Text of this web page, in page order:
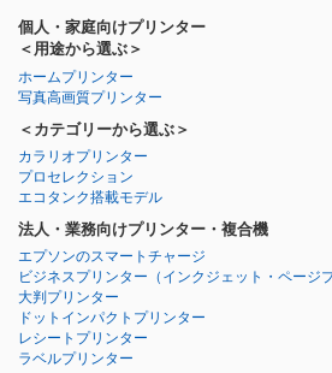
個人・家庭向けプリンター
＜用途から選ぶ＞
ホームプリンター
写真高画質プリンター
＜カテゴリーから選ぶ＞
カラリオプリンター
プロセレクション
エコタンク搭載モデル
法人・業務向けプリンター・複合機
エプソンのスマートチャージ
ビジネスプリンター （インクジェット・ページ
大判プリンター
ドットインパクトプリンター
レシートプリンター
ラベルプリンター